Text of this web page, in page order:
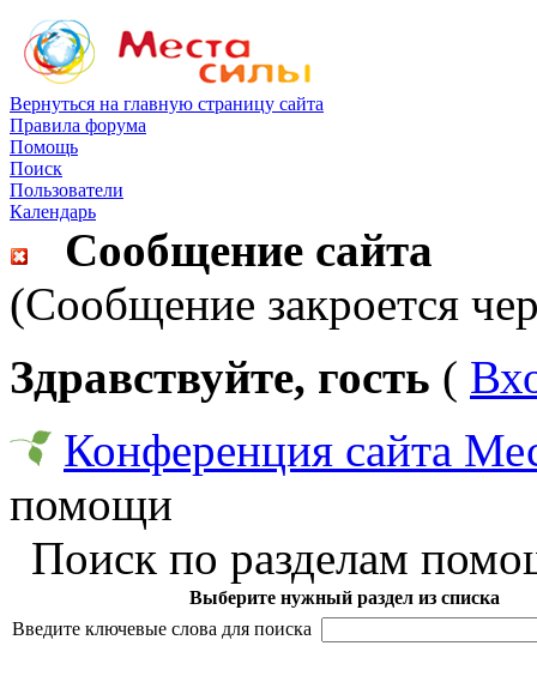
Вернуться на главную страницу сайта
Правила форума
Помощь
Поиск
Пользователи
Календарь
Сообщение сайта
(Сообщение закроется
Здравствуйте, гость (
Конференция сайта
помощи
Поиск по разделам
Выберите нужный раздел из списка
Введите ключевые слова для поиска